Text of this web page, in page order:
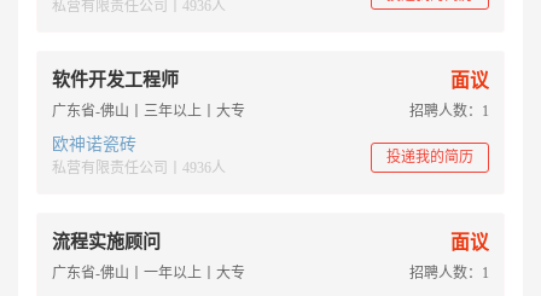
私营有限责任公司丨4936人
软件开发工程师 面议
广东省-佛山丨三年以上丨大专 招聘人数：1
欧神诺瓷砖
私营有限责任公司丨4936人
投递我的简历
流程实施顾问 面议
广东省-佛山丨一年以上丨大专 招聘人数：1